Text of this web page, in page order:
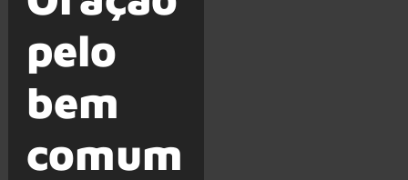
pelo
bem
comum